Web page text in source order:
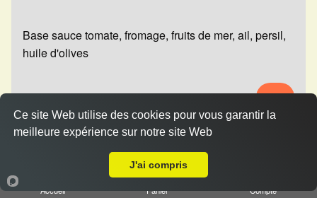
Base sauce tomate, fromage, fruits de mer, ail, persil,
huile d'olives
Pizza mexicaine
Accueil Panier Compte
Ce site Web utilise des cookies pour vous garantir la
meilleure expérience sur notre site Web
J'ai compris